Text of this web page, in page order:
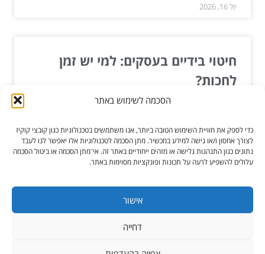
הסכמה לשימוש באתר
כדי לספק את חוויית השימוש הטובה ביותר, אנו משתמשים בטכנולוגיות כגון קובצי קוקיז
לצורך אחסון ו/או גישה למידע במכשיר. מתן הסכמה לטכנולוגיות אלו יאפשר לנו לעבד
נתונים כגון התנהגות גלישה או מזהים ייחודיים באתר זה. אי־מתן הסכמה או ביטול הסכמה
עלולים להשפיע לרעה על תכונות ופונקציות מסוימות באתר.
אישור
דחייה
יול 16, 2026
חיטוי בידיים בעסקים: למי יש זמן
לחכות?
סדרי העדיפויות של כל בעל עסק. חיידקים ויתושים הם
לא...
קרא עוד »